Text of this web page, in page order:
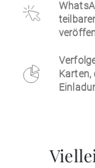
Karten,